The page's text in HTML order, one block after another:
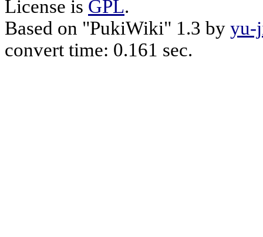
License is GPL.
Based on "PukiWiki" 1.3 by yu-
convert time: 0.161 sec.